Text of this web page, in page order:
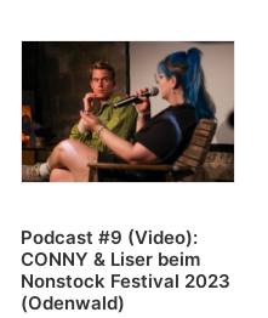
Podcast #9 (Video):
CONNY & Liser beim
Nonstock Festival 2023
(Odenwald)